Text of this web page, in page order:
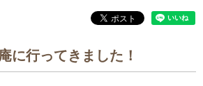
に行ってきました！